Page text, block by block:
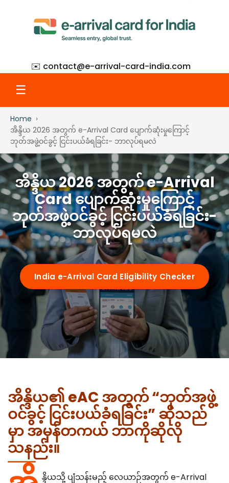
✉️ contact@e-arrival-card-india.com
☰
Home
What Is eAC
How to Apply
Step-by-Step with Screenshots
Requirements
Visa Types
e-arrival card vs eVisa
Who Needs It
OCI Cardholders
72-Hour Rule
QR Code Guide
Common Mistakes
Portal Troubleshooting
Error Correction
By Nationality
US Citizens
UK Citizens
Australia
Canada
Airports
Delhi (IGI)
Mumbai
FAQ
Languages
Home
အိန္ဒိယ 2026 အတွက် e-Arrival Card ပျောက်ဆုံးမှုကြောင့်
ဘုတ်အဖွဲ့ဝင်ခွင့် ငြင်းပယ်ခံရခြင်း- ဘာလုပ်ရမလဲ
အိန္ဒိယ 2026 အတွက် e-Arrival
Card ပျောက်ဆုံးမှုကြောင့်
ဘုတ်အဖွဲ့ဝင်ခွင့် ငြင်းပယ်ခံရခြင်း-
ဘာလုပ်ရမလဲ
India e-Arrival Card Eligibility Checker
အိန္ဒိယ၏ eAC အတွက် “ဘုတ်အဖွဲ့
ဝင်ခွင့် ငြင်းပယ်ခံရခြင်း” ဆိုသည်
မှာ အမှန်တကယ် ဘာကိုဆိုလို
သနည်း။
န္ဒိယသို့ ပျံသန်းမည့် လေယာဉ်အတွက် e-Arrival